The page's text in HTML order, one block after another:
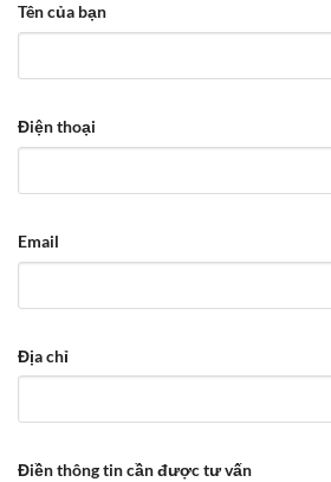
Tên của bạn
Điện thoại
Email
Địa chỉ
Điền thông tin cần được tư vấn